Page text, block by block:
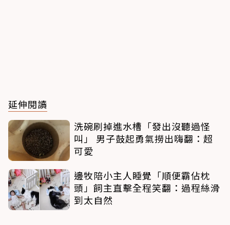
延伸閱讀
洗碗刷掉進水槽「發出沒聽過怪
叫」 男子鼓起勇氣撈出嗨翻：超
可愛
邊牧陪小主人睡覺「順便霸佔枕
頭」飼主直擊全程笑翻：過程絲滑
到太自然